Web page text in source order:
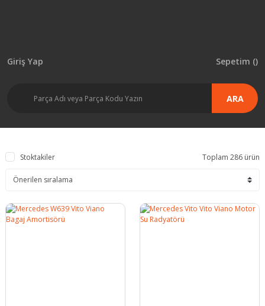
ARA
Giriş Yap Sepetim ()
Stoktakiler Toplam 286 ürün